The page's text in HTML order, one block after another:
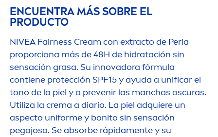
ENCUENTRA MÁS SOBRE EL
PRODUCTO
NIVEA Fairness Cream con extracto de Perla
proporciona más de 48H de hidratación sin
sensación grasa. Su innovadora fórmula
contiene protección SPF15 y ayuda a unificar el
tono de la piel y a prevenir las manchas oscuras.
Utiliza la crema a diario. La piel adquiere un
aspecto uniforme y bonito sin sensación
pegajosa. Se absorbe rápidamente y su